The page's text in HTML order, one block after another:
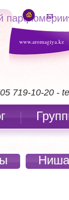
www.aromagiya.kz
парфюмерии
719-10-20 -